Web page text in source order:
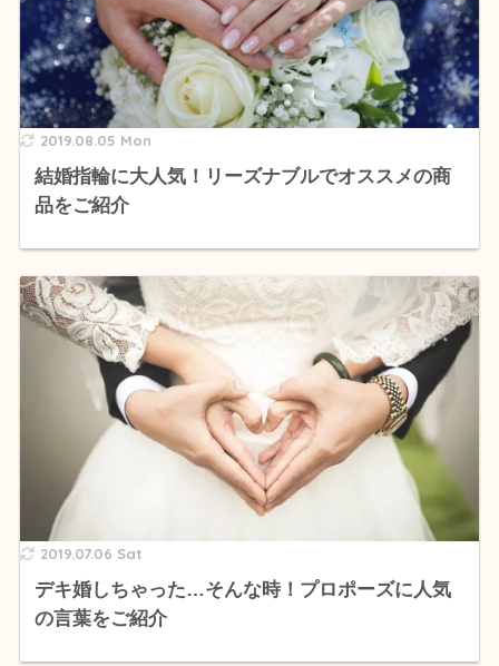
2019.08.05 Mon
結婚指輪に大人気！リーズナブルでオススメの商
品をご紹介
2019.07.06 Sat
デキ婚しちゃった…そんな時！プロポーズに人気
の言葉をご紹介